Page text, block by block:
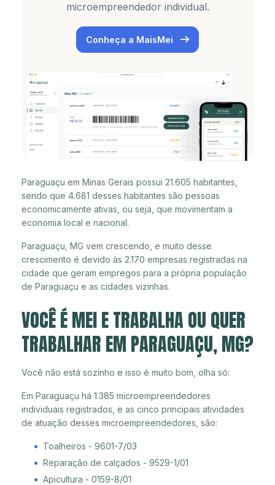
microempreendedor individual.
Conheça a MaisMei
Paraguaçu em Minas Gerais possui 21.605 habitantes,
sendo que 4.681 desses habitantes são pessoas
economicamente ativas, ou seja, que movimentam a
economia local e nacional.
Paraguaçu, MG vem crescendo, e muito desse
crescimento é devido às 2.170 empresas registradas na
cidade que geram empregos para a própria população
de Paraguaçu e as cidades vizinhas.
VOCÊ É MEI E TRABALHA OU QUER
TRABALHAR EM PARAGUAÇU, MG?
Você não está sozinho e isso é muito bom, olha só:
Em Paraguaçu há 1.385 microempreendedores
individuais registrados, e as cinco principais atividades
de atuação desses microempreendedores, são:
Toalheiros - 9601-7/03
Reparação de calçados - 9529-1/01
Apicultura - 0159-8/01